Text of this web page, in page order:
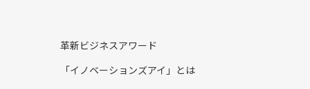
革新ビジネスアワード
「イノベーションズアイ」とは